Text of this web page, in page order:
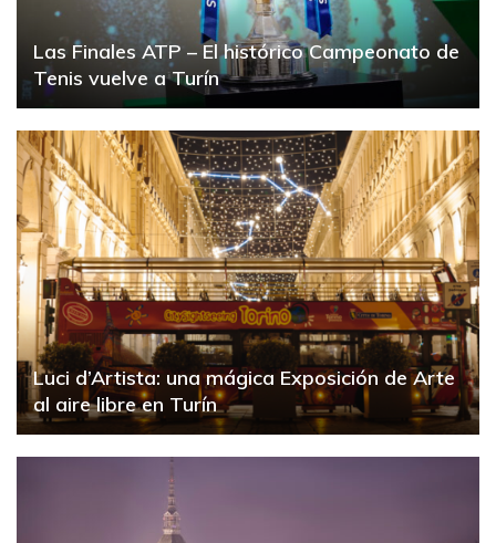
Las Finales ATP – El histórico Campeonato de
Tenis vuelve a Turín
Luci d’Artista: una mágica Exposición de Arte
al aire libre en Turín